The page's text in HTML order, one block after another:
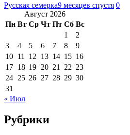
Русская семерка9 месяцев спустя 0
Август 2026
Пн Вт Ср Чт Пт Сб Вс
1
2
3
4 5 6 7 8
9
10 11 12 13 14 15 16
17 18 19 20 21 22 23
24 25 26 27 28 29 30
31
« Июл
Рубрики